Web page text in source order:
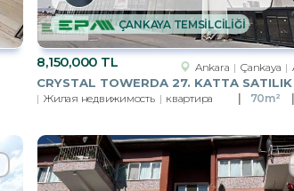
8,150,000 TL Ankara Çankaya
Жилая недвижимость квартира 70m²
ÇANKAYA TEMSİLCİLİĞİ